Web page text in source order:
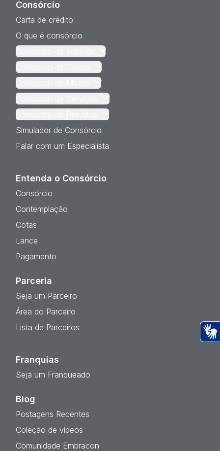
Consórcio
Carta de crédito
O que é consórcio
Simulador de Consórcio
Falar com um Especialista
Entenda o Consórcio
Consórcio
Contemplação
Cotas
Lance
Pagamento
Parceria
Seja um Parceiro
Área do Parceiro
Lista de Parceiros
Franquias
Seja um Franqueado
Blog
Postagens Recentes
Coleção de vídeos
Comunidade Embracon